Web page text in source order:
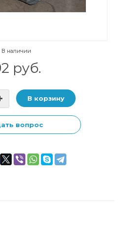
В наличии
руб.
В корзину
вопрос